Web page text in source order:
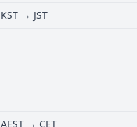
KST → JST
AEST → CET